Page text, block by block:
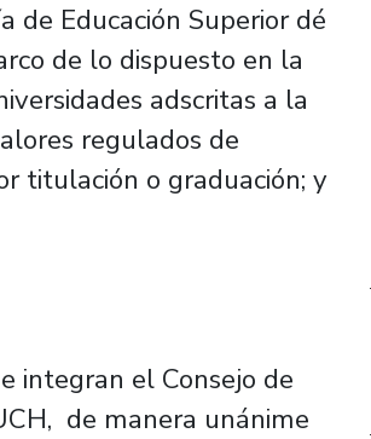
de Educación Superior dé
de lo dispuesto en la
adscritas a la
regulados de
titulación o graduación; y
integran el Consejo de
de manera unánime